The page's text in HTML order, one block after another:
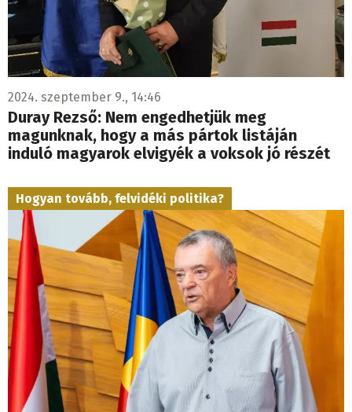
2024. szeptember 9., 14:46
Duray Rezső: Nem engedhetjük meg
magunknak, hogy a más pártok listáján
induló magyarok elvigyék a voksok jó részét
Hogyan tovább, felvidéki politika?